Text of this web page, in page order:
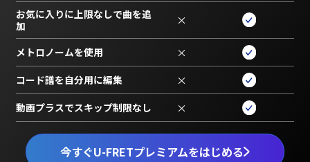
今すぐU-FRETプレミアムをはじめる
お気に入りに上限なしで曲を追
加
×
メトロノームを使用 ×
コード譜を自分用に編集 ×
動画プラスでスキップ制限なし ×